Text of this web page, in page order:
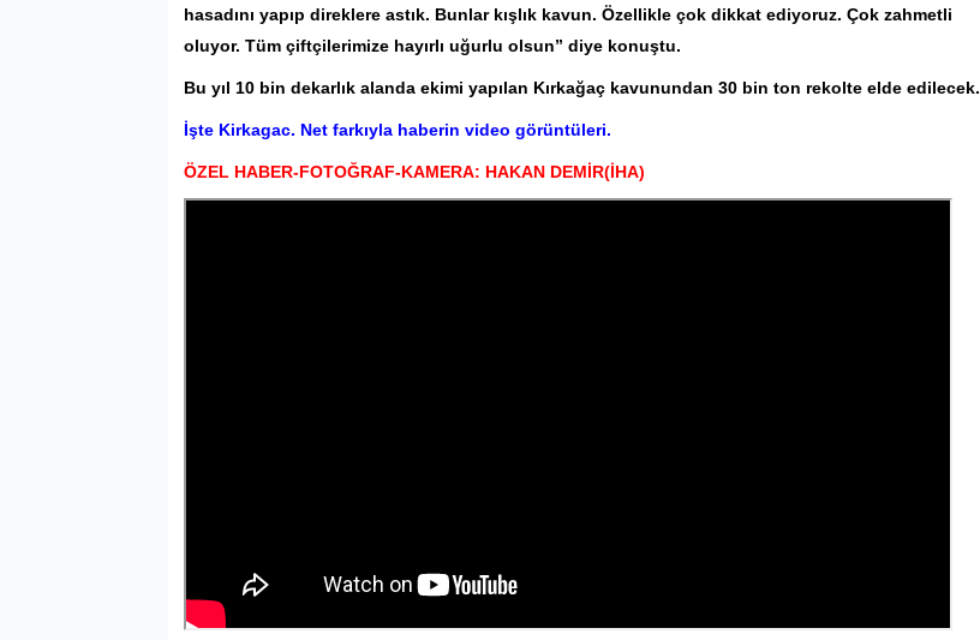
hasadını yapıp direklere astık. Bunlar kışlık kavun. Özellikle çok dikkat ediyoruz. Çok zahmetli
oluyor. Tüm çiftçilerimize hayırlı uğurlu olsun” diye konuştu.
Bu yıl 10 bin dekarlık alanda ekimi yapılan Kırkağaç kavunundan 30 bin ton rekolte elde edilecek.
İşte Kirkagac. Net farkıyla haberin video görüntüleri.
ÖZEL HABER-FOTOĞRAF-KAMERA: HAKAN DEMİR(İHA)